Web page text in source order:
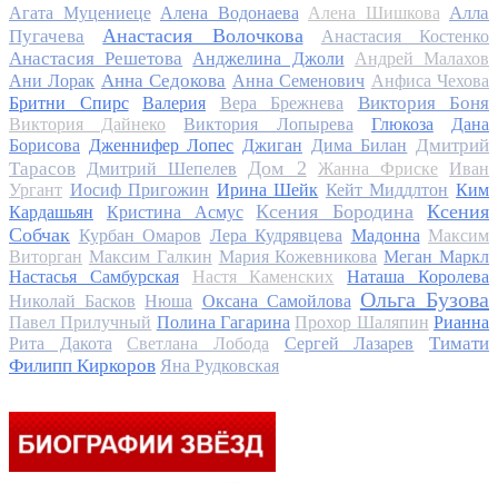
Агата Муцениеце Алена Водонаева Алена Шишкова Алла
Пугачева
Анастасия Волочкова Анастасия Костенко
Анастасия Решетова Анджелина Джоли
Андрей Малахов
Ани Лорак Анна Седокова Анна Семенович Анфиса Чехова
Бритни Спирс
Валерия Вера Брежнева Виктория Боня
Виктория Дайнеко Виктория Лопырева Глюкоза
Дана
Борисова Дженнифер Лопес Джиган Дима Билан
Дмитрий
Тарасов
Дмитрий Шепелев Дом 2 Жанна Фриске
Иван
Ургант Иосиф Пригожин Ирина Шейк Кейт Миддлтон Ким
Кардашьян
Кристина Асмус Ксения Бородина
Ксения
Собчак Курбан Омаров Лера Кудрявцева Мадонна Максим
Виторган Максим Галкин Мария Кожевникова Меган Маркл
Настасья Самбурская
Настя Каменских
Наташа Королева
Николай Басков Нюша Оксана Самойлова Ольга Бузова
Павел Прилучный Полина Гагарина Прохор Шаляпин Рианна
Рита Дакота
Светлана Лобода Сергей Лазарев
Тимати
Филипп Киркоров Яна Рудковская